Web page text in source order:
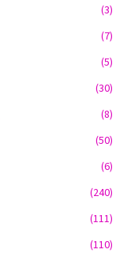
(3)
(7)
(5)
(30)
(8)
(50)
(6)
(240)
(111)
(110)